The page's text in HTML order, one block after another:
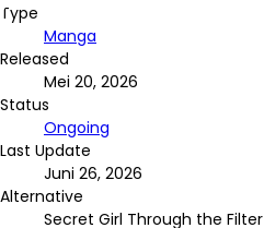
Type
Manga
Released
Mei 20, 2026
Status
Ongoing
Last Update
Juni 26, 2026
Alternative
Secret Girl Through the Filter